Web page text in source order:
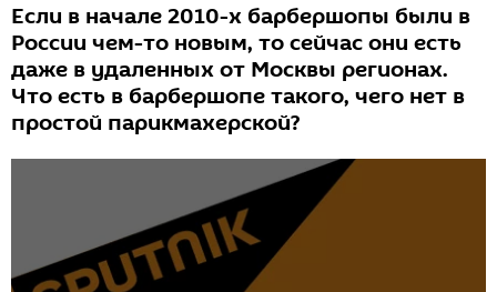
Если в начале 2010-х барбершопы были в
России чем-то новым, то сейчас они есть
даже в удаленных от Москвы регионах.
Что есть в барбершопе такого, чего нет в
простой парикмахерской?